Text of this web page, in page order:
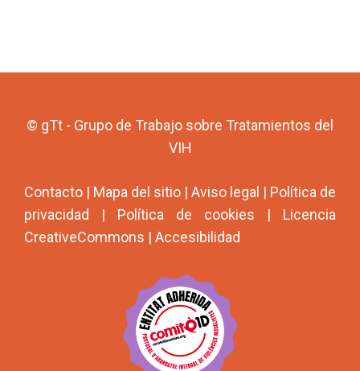
© gTt - Grupo de Trabajo sobre Tratamientos del
VIH
Contacto | Mapa del sitio | Aviso legal | Política de
privacidad | Política de cookies | Licencia
CreativeCommons | Accesibilidad